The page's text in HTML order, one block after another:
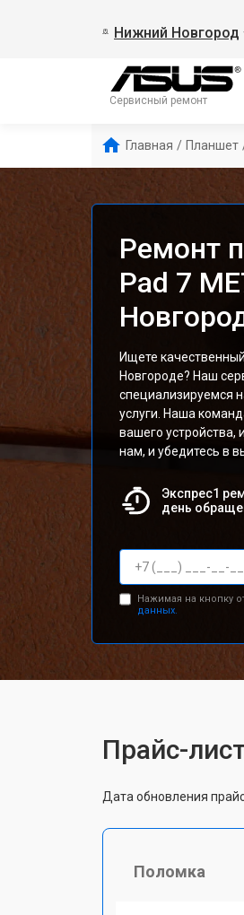
Нижний Новгород
Сервисный ремонт
Главная / Планшет
Ремонт
Pad 7
Ищете
Новгороде? Наш
специализируемся
услуги. Наша
вашего устройства,
нам, и убедитесь в
Экспрес1
день
Нажимая на кнопку
данных.
Прайс-
Дата обновления
Поломка